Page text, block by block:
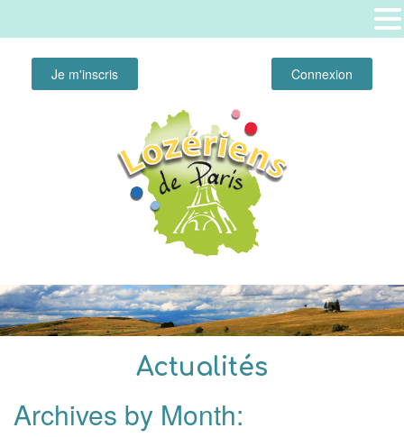
Connexion
Je m'inscris
Actualités
Archives by Month: